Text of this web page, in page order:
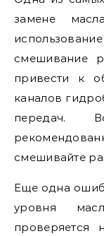
замене
смешивание
привести к
каналов
передач.
смешивайте
Еще одна
уровня
проверяется